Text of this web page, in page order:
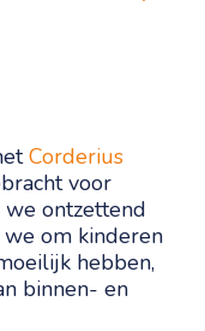
Corderius
voor
we ontzettend
om kinderen
hebben,
binnen- en